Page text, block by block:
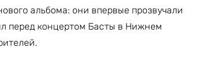
альбома: они впервые прозвучали
перед концертом Басты в Нижнем